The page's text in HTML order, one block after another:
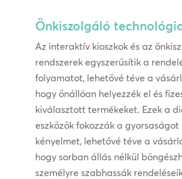
Önkiszolgáló
Az interaktív kioszkok és az
rendszerek egyszerűsítik a
folyamatot, lehetővé téve a
hogy önállóan helyezzék el és
kiválasztott termékeket. Ezek a
eszközök fokozzák a gyorsaságot
kényelmet, lehetővé téve a
hogy sorban állás nélkül
személyre szabhassák